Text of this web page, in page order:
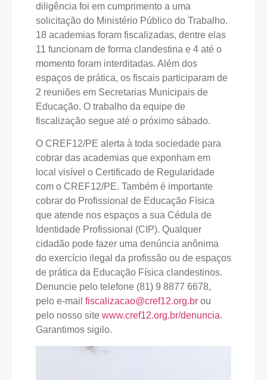
diligência foi em cumprimento a uma
solicitação do Ministério Público do Trabalho.
18 academias foram fiscalizadas, dentre elas
11 funcionam de forma clandestina e 4 até o
momento foram interditadas. Além dos
espaços de prática, os fiscais participaram de
2 reuniões em Secretarias Municipais de
Educação. O trabalho da equipe de
fiscalização segue até o próximo sábado.
O CREF12/PE alerta à toda sociedade para
cobrar das academias que exponham em
local visível o Certificado de Regularidade
com o CREF12/PE. Também é importante
cobrar do Profissional de Educação Física
que atende nos espaços a sua Cédula de
Identidade Profissional (CIP). Qualquer
cidadão pode fazer uma denúncia anônima
do exercício ilegal da profissão ou de espaços
de prática da Educação Física clandestinos.
Denuncie pelo telefone (81) 9 8877 6678,
pelo e-mail fiscalizacao@cref12.org.br ou
pelo nosso site www.cref12.org.br/denuncia.
Garantimos sigilo.